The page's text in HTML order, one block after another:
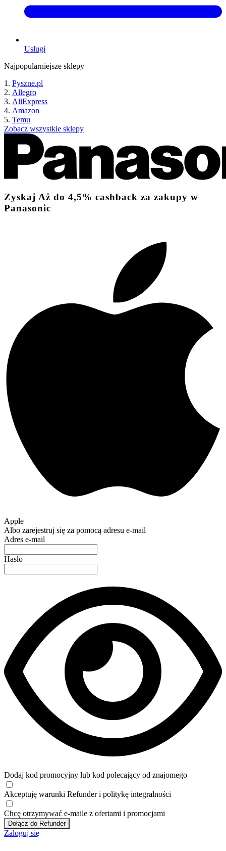
Usługi
Najpopularniejsze sklepy
Pyszne.pl
Allegro
AliExpress
Amazon
Temu
Zobacz wszystkie sklepy
Zyskaj Aż do 4,5% cashback za zakupy w
Panasonic
Apple
Albo zarejestruj się za pomocą adresu e-mail
Adres e-mail
Hasło
Dodaj kod promocyjny lub kod polecający od znajomego
Akceptuję warunki Refunder i politykę integralności
Chcę otrzymywać e-maile z ofertami i promocjami
Dołącz do Refunder
Zaloguj się